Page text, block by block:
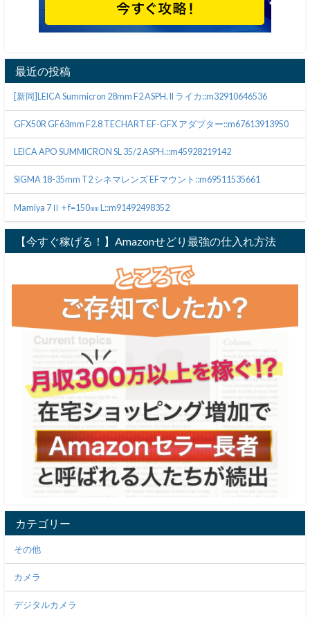
最近の投稿
[新同]LEICA Summicron 28mm F2 ASPH. II ライカ::m32910646536
GFX50R GF63mm F2.8 TECHART EF-GFX アダプター::m67613913950
LEICA APO SUMMICRON SL 35/2 ASPH.::m45928219142
SIGMA 18-35mm T2 シネマレンズ EFマウント::m69511535661
Mamiya 7Ⅱ + f=150㎜ L::m91492498352
【今すぐ稼げる！】Amazonせどり最強の仕入れ方法
カテゴリー
その他
カメラ
デジタルカメラ